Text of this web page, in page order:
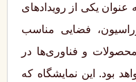
یکی از رویدادهای
فضایی مناسب
و فناوری‌ها در
بود. این نمایشگاه که